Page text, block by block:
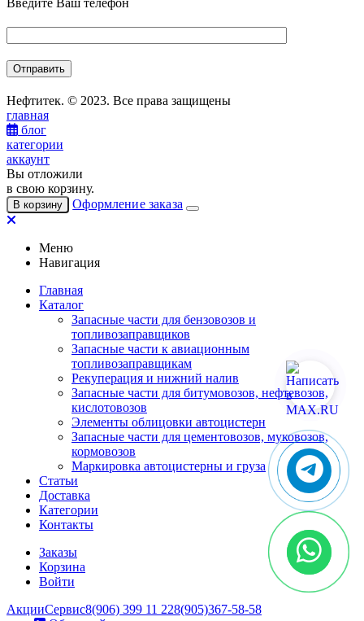
Нефтитек. © 2023. Все права защищены
главная
блог
категории
аккаунт
Вы отложили
в свою корзину.
В корзину Оформление заказа
Меню
Навигация
Главная
Каталог
Запасные части для бензовозов и
топливозаправщиков
Запасные части к авиационным
топливозаправщикам
Рекуперация и нижний налив
Запасные части для битумовозов, нефтевозов,
кислотовозов
Элементы облицовки автоцистерн
Запасные части для цементовозов, муковозов,
кормовозов
Маркировка автоцистерны и груза
Статьи
Доставка
Категории
Контакты
Заказы
Корзина
Войти
АкцииСервис8(906) 399 11 228(905)367-58-58